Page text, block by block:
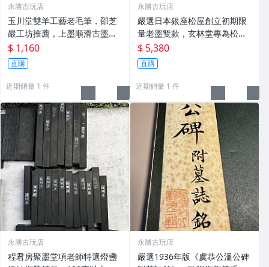
永勝古玩店
玉川堂雙羊工藝老毛筆，邵芝
巖工坊推薦，上墨順滑古墨專
用 老墨 冬青 老筆
$ 1,160
直購
近期銷量 1 件
永勝古玩店
嚴選日本銀座松屋創立初期限
量老墨雙款，玄林堂專為松屋
打造，重量22.5g，適合收藏
及品味民國時期古雅文化 文房
用具 民國古墨 收藏文玩
$ 5,380
直購
近期銷量 1 件
永勝古玩店
程君房聚墨堂項老師特選燈盞
永勝古玩店
嚴選1936年版《虞恭公溫公碑